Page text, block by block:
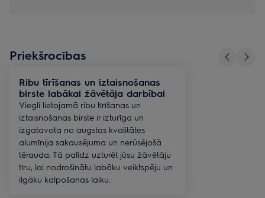
Priekšrocības
Ribu tīrīšanas un iztaisnošanas
birste labākai žāvētāja darbībai
Viegli lietojamā ribu tīrīšanas un
iztaisnošanas birste ir izturīga un
izgatavota no augstas kvalitātes
alumīnija sakausējuma un nerūsējošā
tērauda. Tā palīdz uzturēt jūsu žāvētāju
tīru, lai nodrošinātu labāku veiktspēju un
ilgāku kalpošanas laiku.